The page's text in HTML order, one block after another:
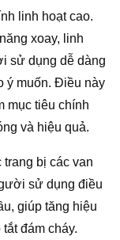
linh hoạt cao.
xoay, linh
sử dụng dễ dàng
ý muốn. Điều này
mục tiêu chính
và hiệu quả.
bị các van
sử dụng điều
giúp tăng hiệu
đám cháy.